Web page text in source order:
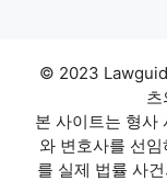
© 2023
츠
본 사이트는 형사
와 변호사를 선
를 실제 법률 사